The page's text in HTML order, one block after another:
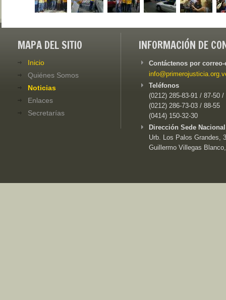
MAPA DEL SITIO
Inicio
Quiénes Somos
Noticias
Enlaces
Secretarías
INFORMACIÓN DE
Contáctenos por
Teléfonos
(0212) 285-83-91 / 87-50 /
(0212) 286-73-03 / 88-55
(0414) 150-32-30
Dirección Sede
Urb. Los Palos Grandes,
Guillermo Villegas